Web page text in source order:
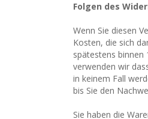
Folgen des
Wenn Sie diesen
Kosten, die sich
spätestens binnen
verwenden wir
in keinem Fall
bis Sie den
Sie haben die